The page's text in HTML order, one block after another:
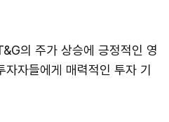
의 주가 상승에 긍정적인 영
자들에게 매력적인 투자 기